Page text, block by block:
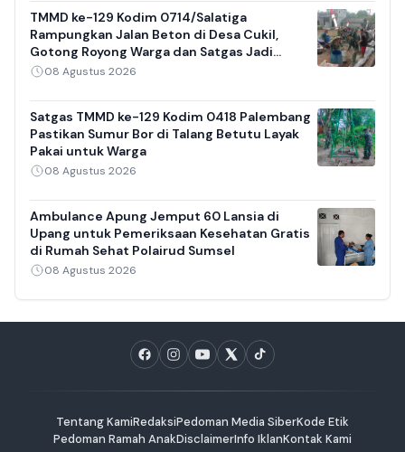
TMMD ke-129 Kodim 0714/Salatiga
Rampungkan Jalan Beton di Desa Cukil,
Gotong Royong Warga dan Satgas Jadi
Sorotan
08 Agustus 2026
Satgas TMMD ke-129 Kodim 0418 Palembang
Pastikan Sumur Bor di Talang Betutu Layak
Pakai untuk Warga
08 Agustus 2026
Ambulance Apung Jemput 60 Lansia di
Upang untuk Pemeriksaan Kesehatan Gratis
di Rumah Sehat Polairud Sumsel
08 Agustus 2026
Tentang KamiRedaksiPedoman Media SiberKode Etik
Pedoman Ramah AnakDisclaimerInfo IklanKontak Kami